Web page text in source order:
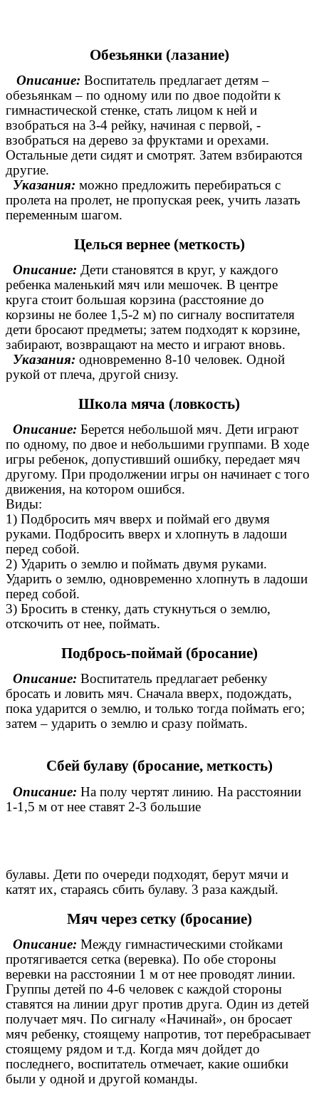
Обезьянки (лазание)
Описание: Воспитатель предлагает детям –
обезьянкам – по одному или по двое подойти к
гимнастической стенке, стать лицом к ней и
взобраться на 3-4 рейку, начиная с первой, -
взобраться на дерево за фруктами и орехами.
Остальные дети сидят и смотрят. Затем взбираются
другие.
Указания: можно предложить перебираться с
пролета на пролет, не пропуская реек, учить лазать
переменным шагом.
Целься вернее (меткость)
Описание: Дети становятся в круг, у каждого
ребенка маленький мяч или мешочек. В центре
круга стоит большая корзина (расстояние до
корзины не более 1,5-2 м) по сигналу воспитателя
дети бросают предметы; затем подходят к корзине,
забирают, возвращают на место и играют вновь.
Указания: одновременно 8-10 человек. Одной
рукой от плеча, другой снизу.
Школа мяча (ловкость)
Описание: Берется небольшой мяч. Дети играют
по одному, по двое и небольшими группами. В ходе
игры ребенок, допустивший ошибку, передает мяч
другому. При продолжении игры он начинает с того
движения, на котором ошибся.
Виды:
1) Подбросить мяч вверх и поймай его двумя
руками. Подбросить вверх и хлопнуть в ладоши
перед собой.
2) Ударить о землю и поймать двумя руками.
Ударить о землю, одновременно хлопнуть в ладоши
перед собой.
3) Бросить в стенку, дать стукнуться о землю,
отскочить от нее, поймать.
Подбрось-поймай (бросание)
Описание: Воспитатель предлагает ребенку
бросать и ловить мяч. Сначала вверх, подождать,
пока ударится о землю, и только тогда поймать его;
затем – ударить о землю и сразу поймать.
Сбей булаву (бросание, меткость)
Описание: На полу чертят линию. На расстоянии
1-1,5 м от нее ставят 2-3 большие
булавы. Дети по очереди подходят, берут мячи и
катят их, стараясь сбить булаву. 3 раза каждый.
Мяч через сетку (бросание)
Описание: Между гимнастическими стойками
протягивается сетка (веревка). По обе стороны
веревки на расстоянии 1 м от нее проводят линии.
Группы детей по 4-6 человек с каждой стороны
ставятся на линии друг против друга. Один из детей
получает мяч. По сигналу «Начинай», он бросает
мяч ребенку, стоящему напротив, тот перебрасывает
стоящему рядом и т.д. Когда мяч дойдет до
последнего, воспитатель отмечает, какие ошибки
были у одной и другой команды.